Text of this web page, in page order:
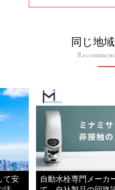
同じ地
て安
自動水栓専門メーカ